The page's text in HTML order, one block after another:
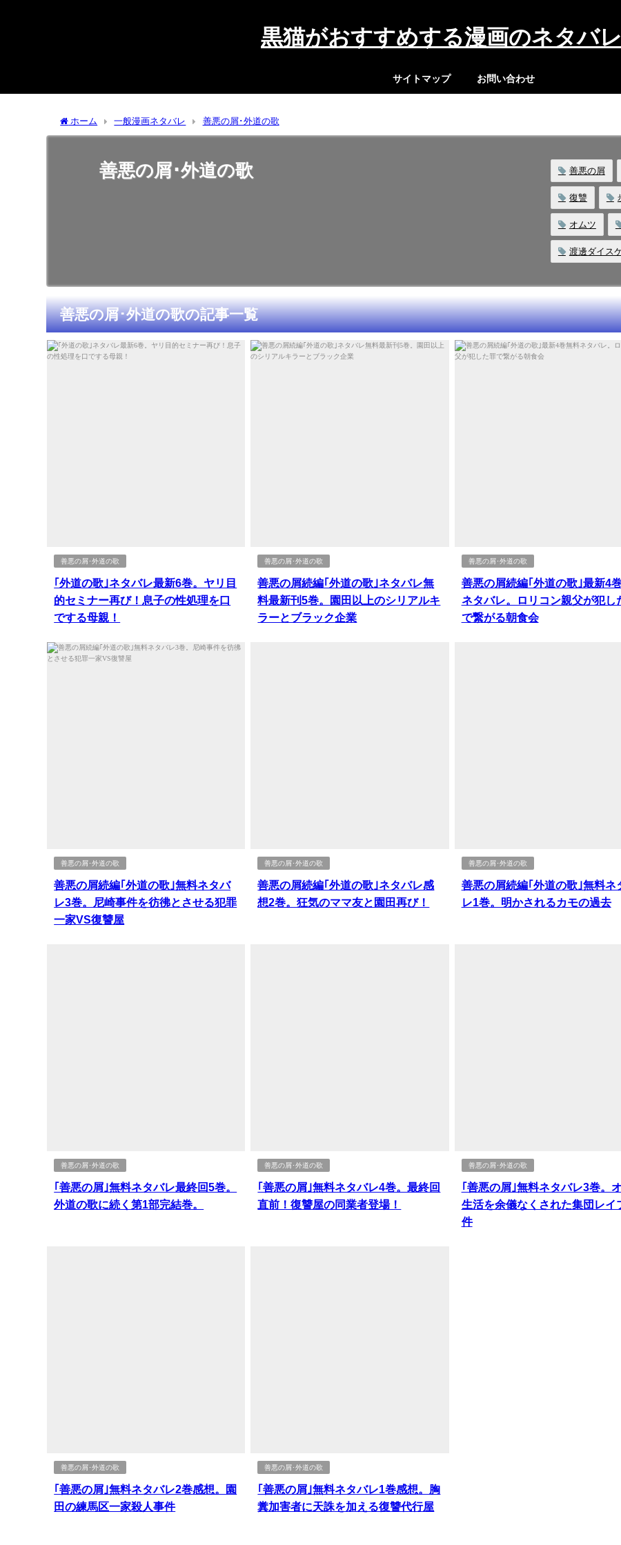
黒猫がおすすめする漫画のネタバ
サイトマップ お問い合わせ
ホーム 一般漫画ネタバレ 善悪の屑･外道の歌
善悪の屑･外道の歌 善悪の屑
復讐
オムツ
渡邊ダイス
善悪の屑･外道の歌の記事一覧
善悪の屑･外道の歌
｢外道の歌｣ネタバレ最新6巻。ヤリ目
的セミナー再び！息子の性処理を口
でする母親！
善悪の屑･外道の歌
善悪の屑続編｢外道の歌｣ネタバレ無
料最新刊5巻。園田以上のシリアルキ
ラーとブラック企業
善悪の屑･外道の歌
善悪の屑続編｢外道の歌｣最新4
ネタバレ。ロリコン親父が犯し
で繋がる朝食会
善悪の屑･外道の歌
善悪の屑続編｢外道の歌｣無料ネタバ
レ3巻。尼崎事件を彷彿とさせる犯罪
一家VS復讐屋
善悪の屑･外道の歌
善悪の屑続編｢外道の歌｣ネタバレ感
想2巻。狂気のママ友と園田再び！
善悪の屑･外道の歌
善悪の屑続編｢外道の歌｣無料ネ
レ1巻。明かされるカモの過去
善悪の屑･外道の歌
｢善悪の屑｣無料ネタバレ最終回5巻。
外道の歌に続く第1部完結巻。
善悪の屑･外道の歌
｢善悪の屑｣無料ネタバレ4巻。最終回
直前！復讐屋の同業者登場！
善悪の屑･外道の歌
｢善悪の屑｣無料ネタバレ3巻。
生活を余儀なくされた集団レイ
件
善悪の屑･外道の歌
｢善悪の屑｣無料ネタバレ2巻感想。園
田の練馬区一家殺人事件
善悪の屑･外道の歌
｢善悪の屑｣無料ネタバレ1巻感想。胸
糞加害者に天誅を加える復讐代行屋